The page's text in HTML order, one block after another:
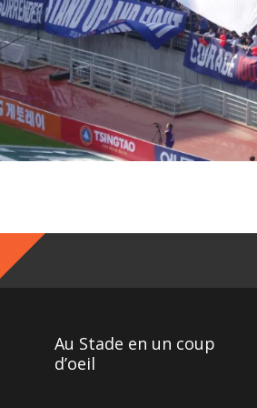
Au Stade en un coup
d’oeil